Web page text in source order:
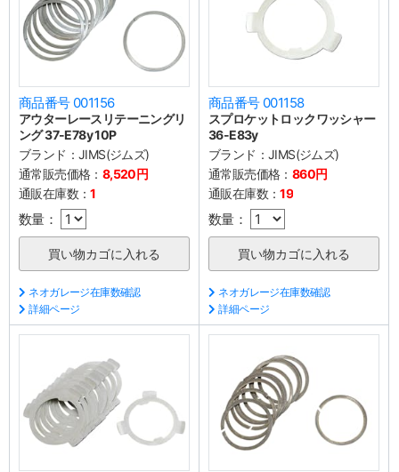
商品番号 001156
アウターレースリテーニングリ
ング 37-E78y 10P
ブランド： JIMS(ジムズ)
通常販売価格： 8,520円
通販在庫数：1
数量：
ネオガレージ在庫数確認
詳細ページ
商品番号 001158
スプロケットロックワッシャー
36-E83y
ブランド： JIMS(ジムズ)
通常販売価格： 860円
通販在庫数：19
数量：
ネオガレージ在庫数確認
詳細ページ